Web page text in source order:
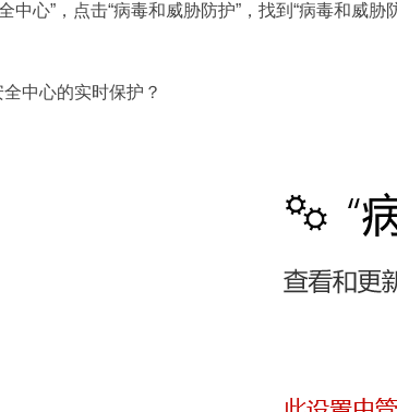
中心”，点击“病毒和威胁防护”，找到“病毒和威
中心的实时保护？